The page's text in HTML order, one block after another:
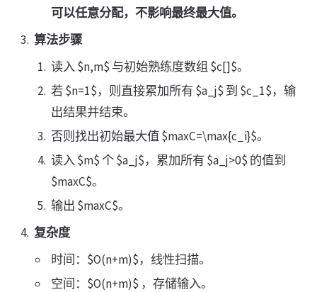
可以任意分配，不影响最终最大值。
算法步骤
读入 $n,m$ 与初始熟练度数组 $c[]$。
若 $n=1$，则直接累加所有 $a_j$ 到 $c_1$，输
出结果并结束。
否则找出初始最大值 $maxC=\max{c_i}$。
读入 $m$ 个 $a_j$，累加所有 $a_j>0$ 的值到
$maxC$。
输出 $maxC$。
复杂度
时间：$O(n+m)$，线性扫描。
空间：$O(n+m)$ ，存储输入。